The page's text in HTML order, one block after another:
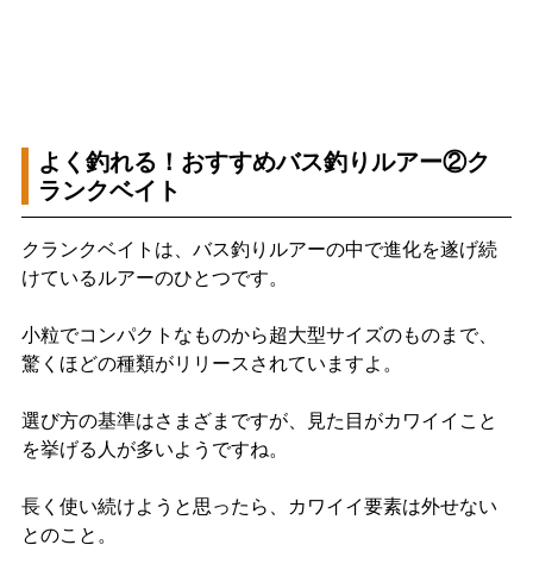
よく釣れる！おすすめバス釣りルアー②ク
ランクベイト
クランクベイトは、バス釣りルアーの中で進化を遂げ続
けているルアーのひとつです。
小粒でコンパクトなものから超大型サイズのものまで、
驚くほどの種類がリリースされていますよ。
選び方の基準はさまざまですが、見た目がカワイイこと
を挙げる人が多いようですね。
長く使い続けようと思ったら、カワイイ要素は外せない
とのこと。